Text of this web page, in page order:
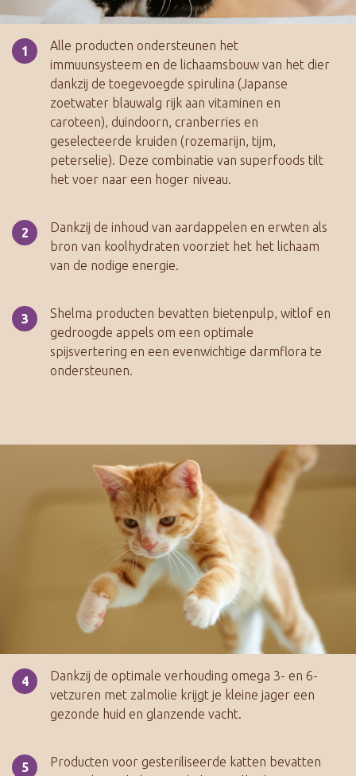
Alle producten ondersteunen het
immuunsysteem en de lichaamsbouw van het dier
dankzij de toegevoegde spirulina (Japanse
zoetwater blauwalg rijk aan vitaminen en
caroteen), duindoorn, cranberries en
geselecteerde kruiden (rozemarijn, tijm,
peterselie). Deze combinatie van superfoods tilt
het voer naar een hoger niveau.
Dankzij de inhoud van aardappelen en erwten als
bron van koolhydraten voorziet het het lichaam
van de nodige energie.
Shelma producten bevatten bietenpulp, witlof en
gedroogde appels om een optimale
spijsvertering en een evenwichtige darmflora te
ondersteunen.
Dankzij de optimale verhouding omega 3- en 6-
vetzuren met zalmolie krijgt je kleine jager een
gezonde huid en glanzende vacht.
Producten voor gesteriliseerde katten bevatten